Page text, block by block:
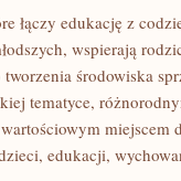
łączy edukację z
wspierają
środowiska
tematyce,
miejscem
edukacji,